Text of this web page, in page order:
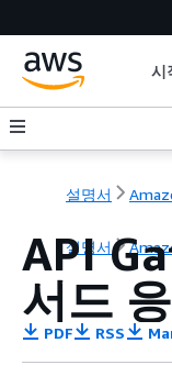
시
설명서
설명서
API
서드
PDF RSS